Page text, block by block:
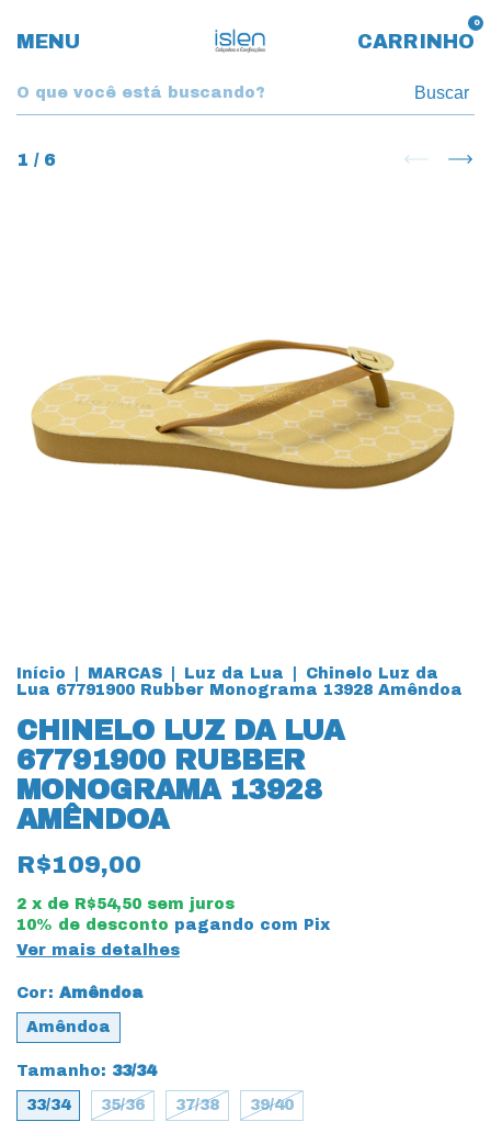
MENU CARRINHO
0
Buscar
1 / 6
Início MARCAS Luz da Lua
Chinelo Luz da
Lua 67791900 Rubber Monograma 13928 Amêndoa
CHINELO LUZ DA LUA
67791900 RUBBER
MONOGRAMA 13928
AMÊNDOA
R$109,00
2 x de R$54,50 sem juros
10% de desconto pagando com Pix
Ver mais detalhes
Cor: Amêndoa
Amêndoa
Tamanho: 33/34
33/34 35/36 37/38 39/40